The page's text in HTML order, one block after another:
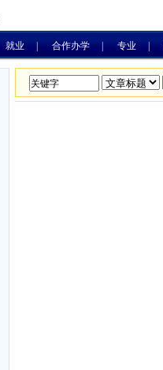
就业 合作办学 专业